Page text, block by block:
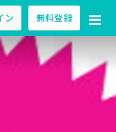
ン 無料登録